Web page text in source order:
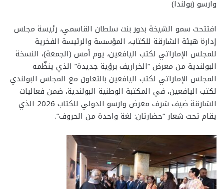
وارسو (بولندا)
افتتحت سمو الشيخة بدور بنت سلطان القاسمي، رئيسة مجلس
إدارة هيئة الشارقة للكتاب، المؤسسة والرئيسة الفخرية
للمجلس الإماراتي لكتب اليافعين، يوم أمس (الجمعة)، النسخة
البولندية من معرض “الخراريف برؤية جديدة” الذي ينظّمه
المجلس الإماراتي لكتب اليافعين بالتعاون مع المجلس البولندي
لكتب اليافعين، في المكتبة الوطنية البولندية، ضمن فعاليات
الشارقة ضيف شرف معرض وارسو الدولي للكتاب 2026 الذي
يقام تحت شعار “حضارتان: لغة واحدة من الحروف”.